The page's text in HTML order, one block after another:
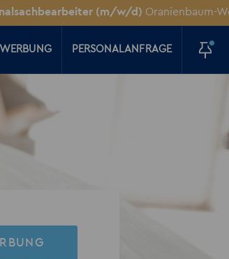
(m/w/d)Oranienbaum-Wörlitz +++
PERSONALANFRAGE